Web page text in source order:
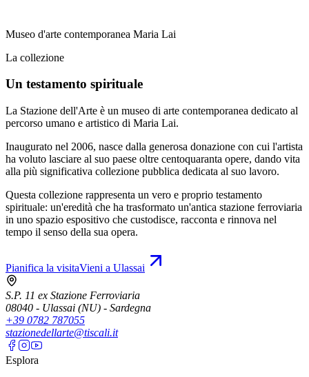
Museo d'arte contemporanea Maria Lai
La collezione
Un testamento spirituale
La Stazione dell'Arte è un museo di arte contemporanea dedicato al
percorso umano e artistico di Maria Lai.
Inaugurato nel 2006, nasce dalla generosa donazione con cui l'artista
ha voluto lasciare al suo paese oltre centoquaranta opere, dando vita
alla più significativa collezione pubblica dedicata al suo lavoro.
Questa collezione rappresenta un vero e proprio testamento
spirituale: un'eredità che ha trasformato un'antica stazione ferroviaria
in uno spazio espositivo che custodisce, racconta e rinnova nel
tempo il senso della sua opera.
Pianifica la visitaVieni a Ulassai
S.P. 11 ex Stazione Ferroviaria
08040 - Ulassai (NU) - Sardegna
+39 0782 787055
stazionedellarte@tiscali.it
Esplora